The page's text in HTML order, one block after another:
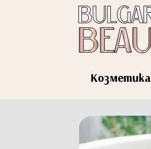
Козметика